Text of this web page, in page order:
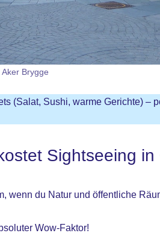
Aker Brygge
(Salat, Sushi, warme Gerichte) –
Sightseeing in
wenn du Natur und öffentliche
Wow-Faktor!